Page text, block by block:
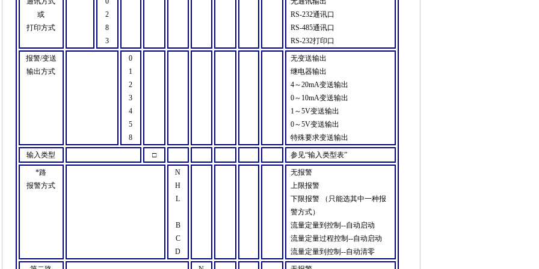
或
打印方式
2
8
3
RS-232通讯口
RS-485通讯口
RS-232打印口
报警/变送
输出方式
0
1
2
3
4
5
8
无变送输出
继电器输出
4～20mA变送输出
0～ 10mA变送输出
1 ～5V变送输出
0～5V变送输出
特殊要求变送输出
输入类型 □ 参见“输入类型表”
*路
报警方式
N
H
L
B
C
D
无报警
上限报警
下限报警（ 只能选其中一种报
警方式）
流量定量到控制--自动启动
流量定量过程控制--自动启动
流量定量到控制--自动清零